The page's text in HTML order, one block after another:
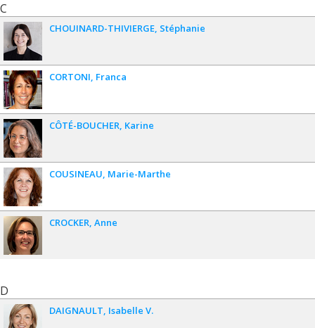
C
CHOUINARD-THIVIERGE Stéphanie
CORTONI Franca
CÔTÉ-BOUCHER Karine
COUSINEAU Marie-Marthe
CROCKER Anne
D
DAIGNAULT Isabelle V.